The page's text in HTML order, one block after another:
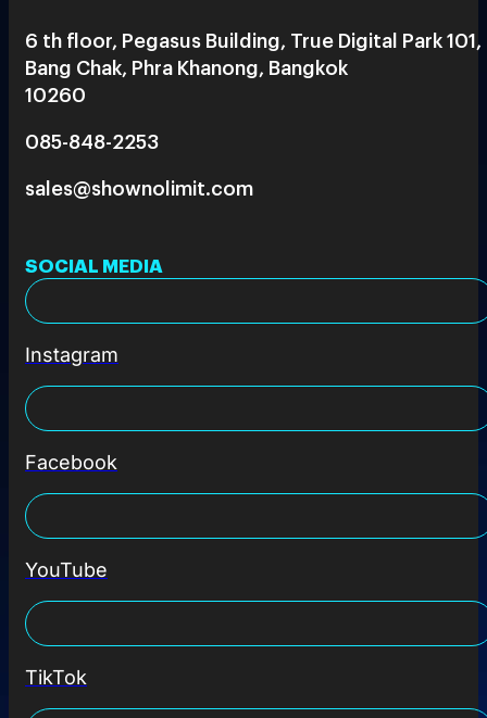
6 th floor, Pegasus Building, True Digital Park 101,
Bang Chak, Phra Khanong, Bangkok
10260
085-848-2253
sales@shownolimit.com
SOCIAL MEDIA
Instagram
Facebook
YouTube
TikTok